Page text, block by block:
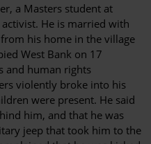
a Masters student at
He is married with
his home in the village
West Bank on 17
and human rights
violently broke into his
were present. He said
him, and that he was
jeep that took him to the